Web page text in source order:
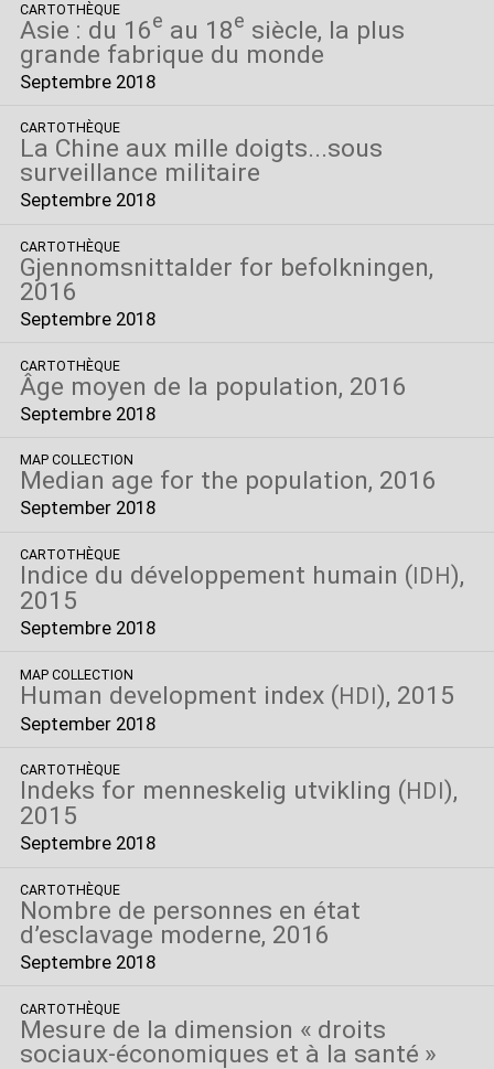
CARTOTHÈQUE
Asie : du 16e au 18e siècle, la plus
grande fabrique du monde
Septembre 2018
CARTOTHÈQUE
La Chine aux mille doigts...sous
surveillance militaire
Septembre 2018
CARTOTHÈQUE
Gjennomsnittalder for befolkningen,
2016
Septembre 2018
CARTOTHÈQUE
Âge moyen de la population, 2016
Septembre 2018
MAP COLLECTION
Median age for the population, 2016
September 2018
CARTOTHÈQUE
Indice du développement humain ( IDH),
2015
Septembre 2018
MAP COLLECTION
Human development index (HDI ), 2015
September 2018
CARTOTHÈQUE
Indeks for menneskelig utvikling (HDI ),
2015
Septembre 2018
CARTOTHÈQUE
Nombre de personnes en état
d’esclavage moderne, 2016
Septembre 2018
CARTOTHÈQUE
Mesure de la dimension « droits
sociaux-économiques et à la santé »